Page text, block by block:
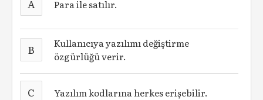
A Para ile satılır.
B
Kullanıcıya yazılımı değiştirme
özgürlüğü verir.
C Yazılım kodlarına herkes erişebilir.